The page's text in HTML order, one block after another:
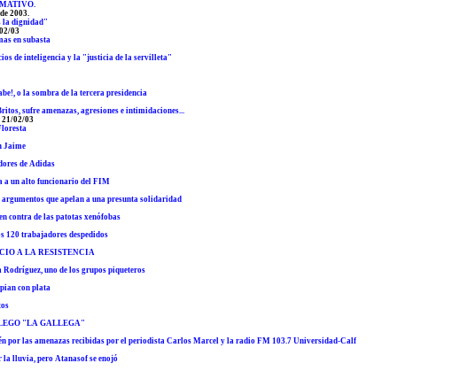
2003.
la dignidad"
03
en subasta
de inteligencia y la "justicia de la servilleta"
o la sombra de la tercera presidencia
sufre amenazas, agresiones e intimidaciones...
21/02/03
Jaime
de Adidas
a un alto funcionario del FIM
que apelan a una presunta solidaridad
contra de las patotas xenófobas
120 trabajadores despedidos
A LA RESISTENCIA
Rodríguez, uno de los grupos piqueteros
con plata
"LA GALLEGA"
por las amenazas recibidas por el periodista Carlos Marcel y la radio FM 103.7 Universidad-Calf
la lluvia, pero Atanasof se enojó